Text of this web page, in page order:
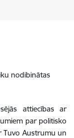
nodibinātas
attiecības ar
par politisko
Tuvo Austrumu un